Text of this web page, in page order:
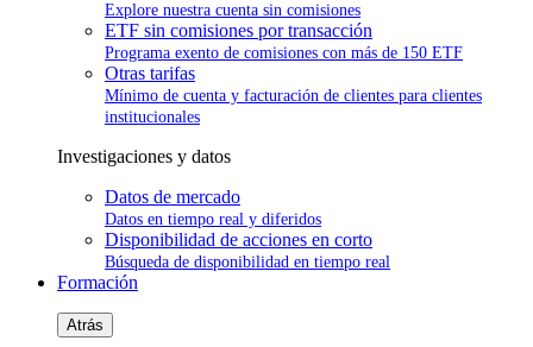
Explore nuestra cuenta sin comisiones
ETF sin comisiones por transacción
Programa exento de comisiones con más de 150 ETF
Otras tarifas
Mínimo de cuenta y facturación de clientes para clientes
institucionales
Investigaciones y datos
Datos de mercado
Datos en tiempo real y diferidos
Disponibilidad de acciones en corto
Búsqueda de disponibilidad en tiempo real
Formación
Atrás